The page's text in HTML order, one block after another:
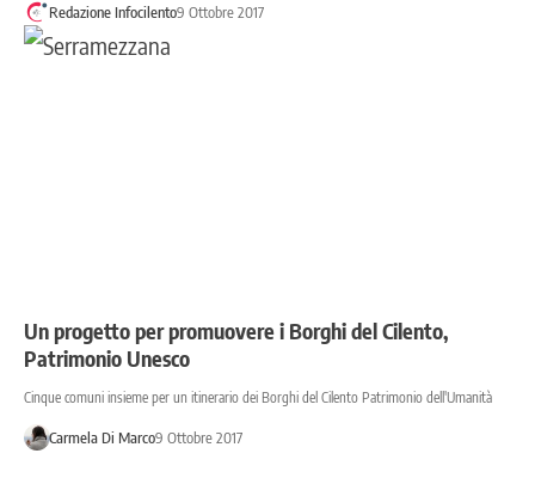
Redazione Infocilento9 Ottobre 2017
Un progetto per promuovere i Borghi del Cilento,
Patrimonio Unesco
Cinque comuni insieme per un itinerario dei Borghi del Cilento Patrimonio dell'Umanità
Carmela Di Marco9 Ottobre 2017